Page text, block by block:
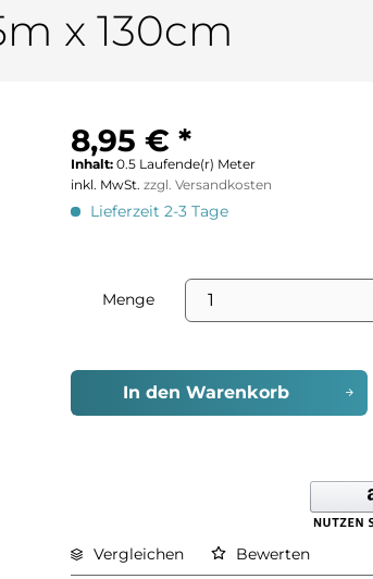
x 130cm
8,95 € *
Inhalt:0.5 Laufende(r) Meter
inkl. MwSt.zzgl. Versandkosten
Lieferzeit 2-3 Tage
Menge
In den Warenkorb
Vergleichen Bewerten